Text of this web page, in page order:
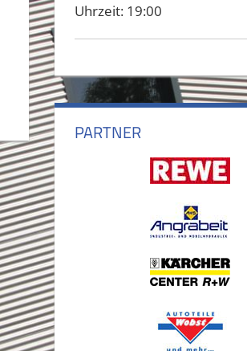
Uhrzeit: 19:00
PARTNER